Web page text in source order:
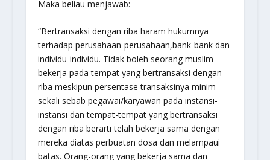
Maka beliau menjawab:
“Bertransaksi dengan riba haram hukumnya
terhadap perusahaan-perusahaan,bank-bank dan
individu-individu. Tidak boleh seorang muslim
bekerja pada tempat yang bertransaksi dengan
riba meskipun persentase transaksinya minim
sekali sebab pegawai/karyawan pada instansi-
instansi dan tempat-tempat yang bertransaksi
dengan riba berarti telah bekerja sama dengan
mereka diatas perbuatan dosa dan melampaui
batas. Orang-orang yang bekerja sama dan